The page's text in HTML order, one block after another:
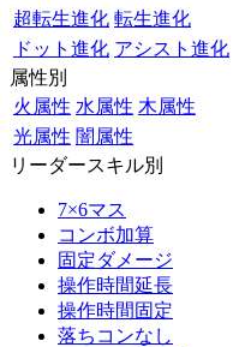
超転生進化 転生進化
ドット進化 アシスト進化
属性別
火属性 水属性 木属性
光属性 闇属性
リーダースキル別
7×6マス
コンボ加算
固定ダメージ
操作時間延長
操作時間固定
落ちコンなし